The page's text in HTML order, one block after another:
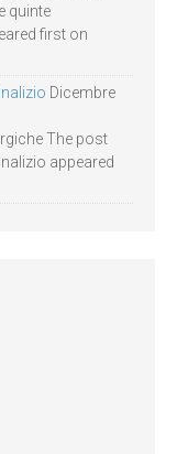
quinte
first on
Dicembre
The post
appeared